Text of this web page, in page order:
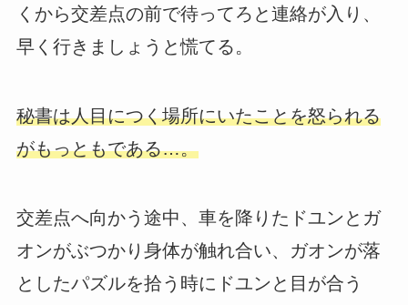
くから交差点の前で待ってろと連絡が入り、
早く行きましょうと慌てる。
秘書は人目につく場所にいたことを怒られる
がもっともである…。
交差点へ向かう途中、車を降りたドユンとガ
オンがぶつかり身体が触れ合い、ガオンが落
としたパズルを拾う時にドユンと目が合う